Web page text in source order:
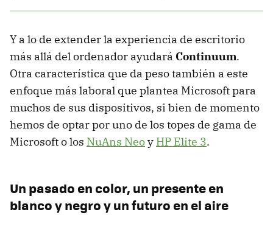
Y a lo de extender la experiencia de escritorio
más allá del ordenador ayudará Continuum.
Otra característica que da peso también a este
enfoque más laboral que plantea Microsoft para
muchos de sus dispositivos, si bien de momento
hemos de optar por uno de los topes de gama de
Microsoft o los NuAns Neoy HP Elite 3.
Un pasado en color, un presente en
blanco y negro y un futuro en el aire